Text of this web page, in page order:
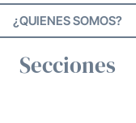
¿QUIENES SOMOS?
Secciones